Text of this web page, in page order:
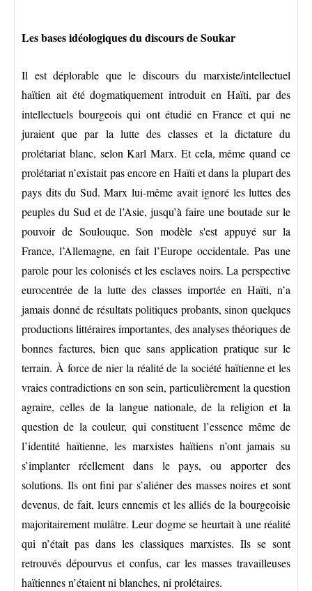
Les bases idéologiques du discours de Soukar
Il est déplorable que le discours du marxiste/intellectuel
haïtien ait été dogmatiquement introduit en Haïti, par des
intellectuels bourgeois qui ont étudié en France et qui ne
juraient que par la lutte des classes et la dictature du
prolétariat blanc, selon Karl Marx. Et cela, même quand ce
prolétariat n’existait pas encore en Haïti et dans la plupart des
pays dits du Sud. Marx lui-même avait ignoré les luttes des
peuples du Sud et de l’Asie, jusqu’à faire une boutade sur le
pouvoir de Soulouque. Son modèle s'est appuyé sur la
France, l’Allemagne, en fait l’Europe occidentale. Pas une
parole pour les colonisés et les esclaves noirs. La perspective
eurocentrée de la lutte des classes importée en Haïti, n’a
jamais donné de résultats politiques probants, sinon quelques
productions littéraires importantes, des analyses théoriques de
bonnes factures, bien que sans application pratique sur le
terrain. À force de nier la réalité de la société haïtienne et les
vraies contradictions en son sein, particulièrement la question
agraire, celles de la langue nationale, de la religion et la
question de la couleur, qui constituent l’essence même de
l’identité haïtienne, les marxistes haïtiens n’ont jamais su
s’implanter réellement dans le pays, ou apporter des
solutions. Ils ont fini par s’aliéner des masses noires et sont
devenus, de fait, leurs ennemis et les alliés de la bourgeoisie
majoritairement mulâtre. Leur dogme se heurtait à une réalité
qui n’était pas dans les classiques marxistes. Ils se sont
retrouvés dépourvus et confus, car les masses travailleuses
haïtiennes n’étaient ni blanches, ni prolétaires.